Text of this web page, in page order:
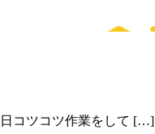
コツコツ作業をして […]